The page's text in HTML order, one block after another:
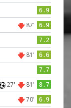
6.9
87' 6.9
7.2
81' 6.6
7.7
27' 81' 8.7
70' 6.9